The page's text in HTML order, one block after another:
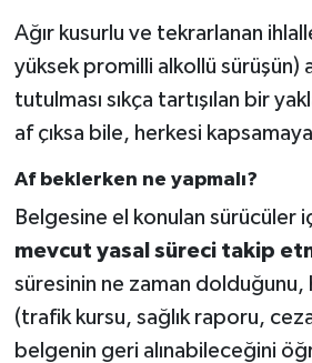
Ağır kusurlu ve tekrarlanan
yüksek promilli alkollü sürüşün)
tutulması sıkça tartışılan bir
af çıksa bile, herkesi
Af beklerken ne yapmalı?
Belgesine el konulan sürücüler
mevcut yasal süreci takip
süresinin ne zaman dolduğunu,
(trafik kursu, sağlık raporu,
belgenin geri alınabileceğini